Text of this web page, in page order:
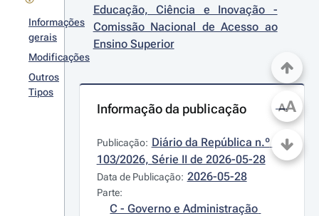
Informações
gerais
Modificações
Outros
Tipos
Educação, Ciência e Inovação -
Comissão Nacional de Acesso ao
Ensino Superior
Informação da publicação
Publicação: Diário da República n.º
103/2026, Série II de 2026-05-28
Data de Publicação: 2026-05-28
Parte:
C - Governo e Administração
AA